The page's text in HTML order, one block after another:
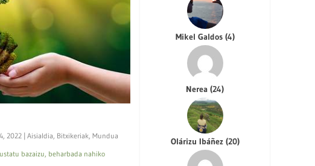
2022| Aisialdia Bitxikeriak, Mundua
bazaizu, beharbada nahiko
Mikel Galdos (4)
Nerea(24)
Olárizu Ibáñez (20)